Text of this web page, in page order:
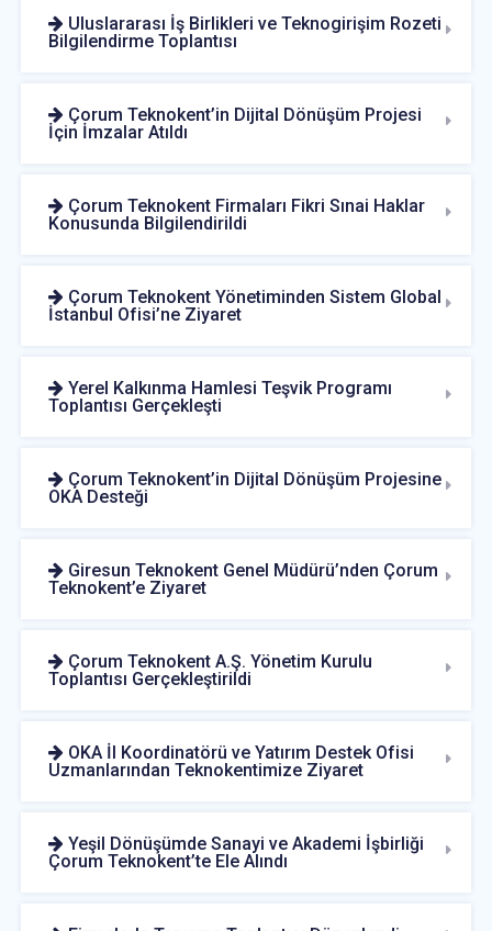
Uluslararası İş Birlikleri ve Teknogirişim Rozeti
Bilgilendirme Toplantısı
Çorum Teknokent’in Dijital Dönüşüm Projesi
İçin İmzalar Atıldı
Çorum Teknokent Firmaları Fikri Sınai Haklar
Konusunda Bilgilendirildi
Çorum Teknokent Yönetiminden Sistem Global
İstanbul Ofisi’ne Ziyaret
Yerel Kalkınma Hamlesi Teşvik Programı
Toplantısı Gerçekleşti
Çorum Teknokent’in Dijital Dönüşüm Projesine
OKA Desteği
Giresun Teknokent Genel Müdürü’nden Çorum
Teknokent’e Ziyaret
Çorum Teknokent A.Ş. Yönetim Kurulu
Toplantısı Gerçekleştirildi
OKA İl Koordinatörü ve Yatırım Destek Ofisi
Uzmanlarından Teknokentimize Ziyaret
Yeşil Dönüşümde Sanayi ve Akademi İşbirliği
Çorum Teknokent’te Ele Alındı